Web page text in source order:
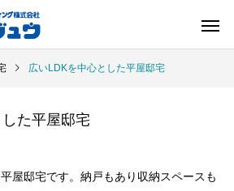
広いLDKを中心とした平屋邸宅
た平屋邸宅
屋邸宅です。納戸もあり収納スペースも